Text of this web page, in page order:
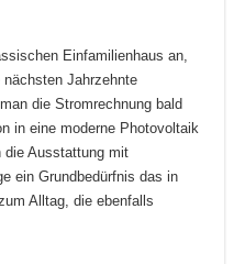
Einfamilienhaus an,
Jahrzehnte
die Stromrechnung bald
in eine moderne Photovoltaik
Ausstattung mit
ein Grundbedürfnis das in
Alltag, die ebenfalls